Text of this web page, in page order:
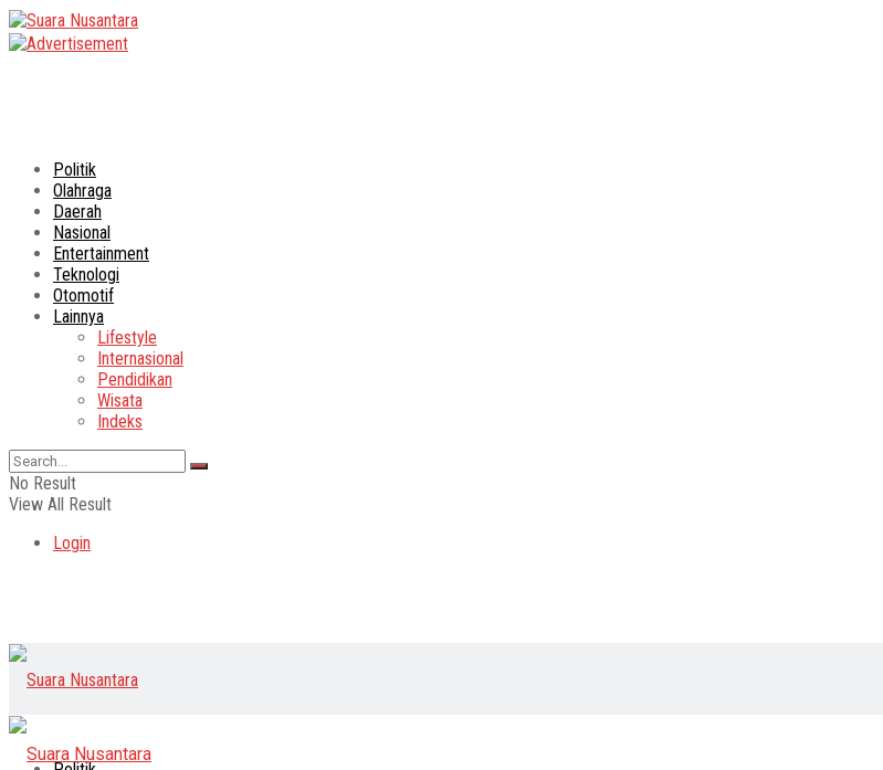
Politik
Olahraga
Daerah
Nasional
Entertainment
Teknologi
Otomotif
Lainnya
Lifestyle
Internasional
Pendidikan
Wisata
Indeks
No Result
View All Result
Login